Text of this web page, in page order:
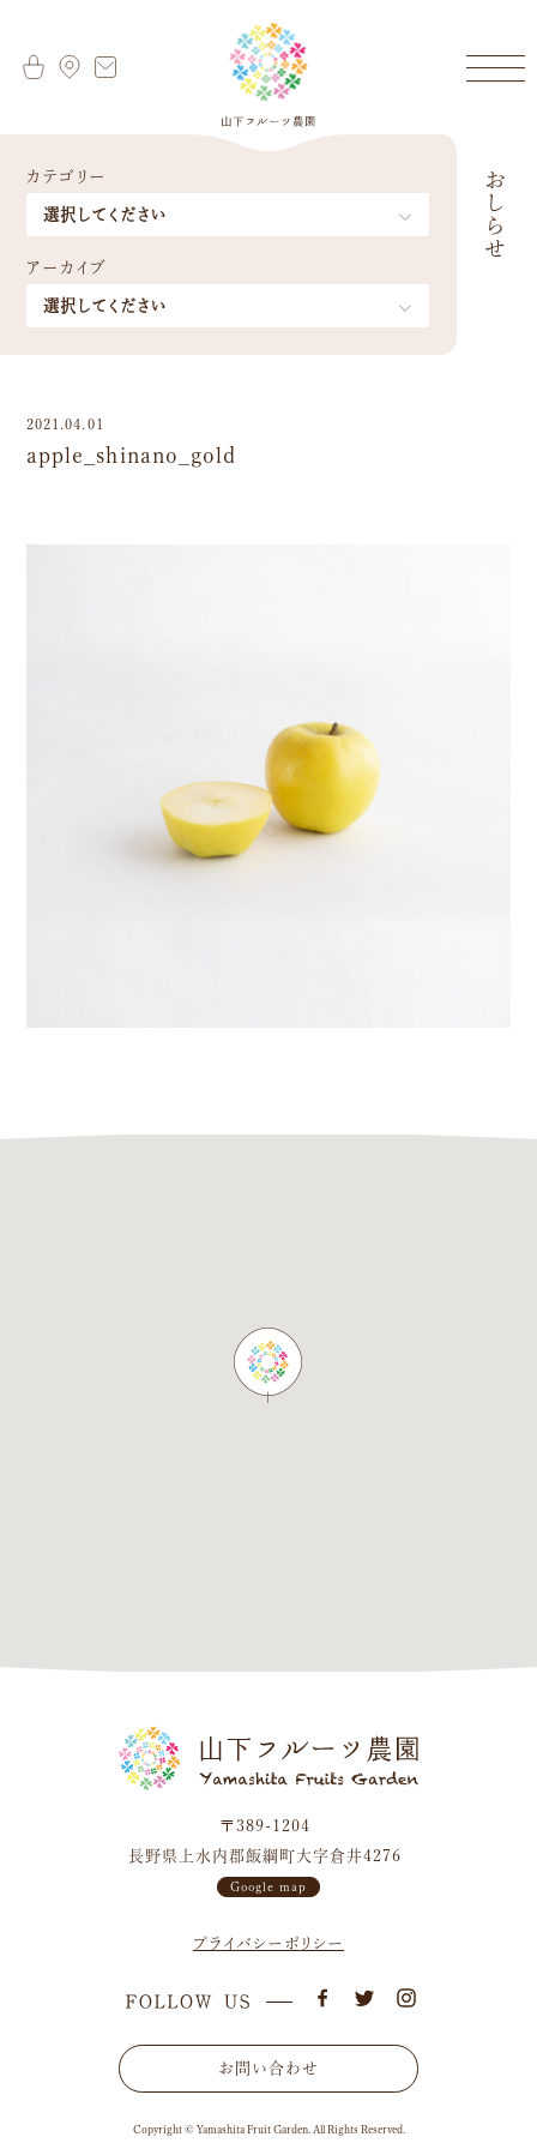
おしらせ
カテゴリー
アーカイブ
2021.04.01
apple_shinano_gold
〒389-1204
長野県上水内郡飯綱町大字倉井4276
Google map
プライバシーポリシー
お問い合わせ
Copyright © Yamashita Fruit Garden. All Rights Reserved.